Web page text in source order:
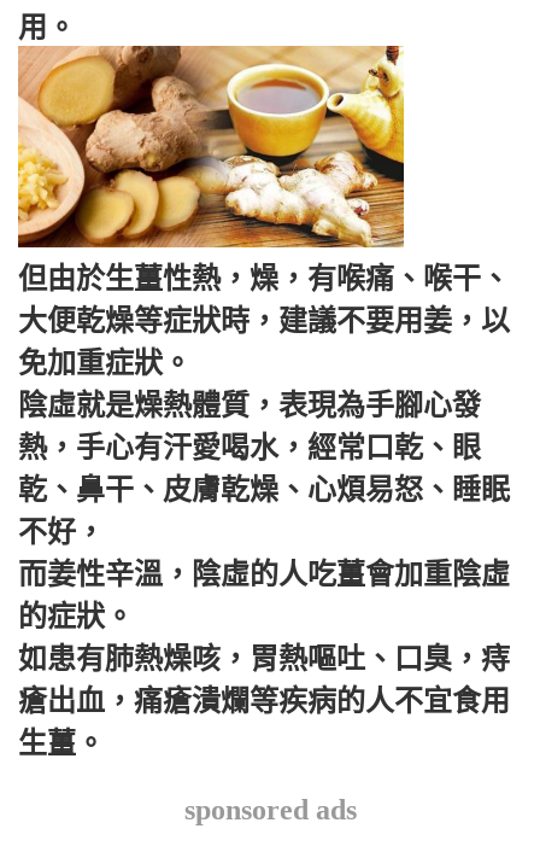
用。
但由於生薑性熱，燥，有喉痛、喉干、
大便乾燥等症狀時，建議不要用姜，以
免加重症狀。
陰虛就是燥熱體質，表現為手腳心發
熱，手心有汗愛喝水，經常口乾、眼
乾、鼻干、皮膚乾燥、心煩易怒、睡眠
不好，
而姜性辛溫，陰虛的人吃薑會加重陰虛
的症狀。
如患有肺熱燥咳，胃熱嘔吐、口臭，痔
瘡出血，痛瘡潰爛等疾病的人不宜食用
生薑。
sponsored ads